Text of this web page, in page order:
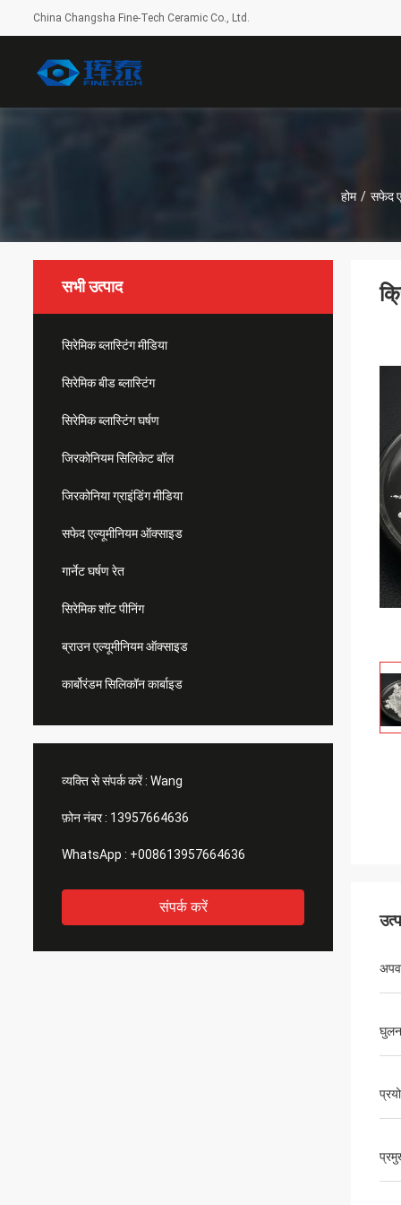
China Changsha Fine-Tech Ceramic Co., Ltd.
होम / सफेद
सभी उत्पाद
सिरेमिक ब्लास्टिंग मीडिया
सिरेमिक बीड ब्लास्टिंग
सिरेमिक ब्लास्टिंग घर्षण
जिरकोनियम सिलिकेट बॉल
जिरकोनिया ग्राइंडिंग मीडिया
सफेद एल्यूमीनियम ऑक्साइड
गार्नेट घर्षण रेत
सिरेमिक शॉट पीनिंग
ब्राउन एल्यूमीनियम ऑक्साइड
कार्बोरंडम सिलिकॉन कार्बाइड
व्यक्ति से संपर्क करें : Wang
फ़ोन नंबर : 13957664636
WhatsApp : +008613957664636
संपर्क करें